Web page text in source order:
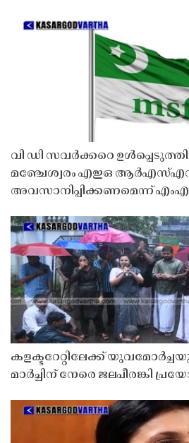
വി ഡി സവർക്കറെ
മഞ്ചേശ്വരം എഇഒ
അവസാനിപ്പിക്കണമെന്ന്
കളക്ടറേറ്റിലേക്ക്
മാർച്ചിന് നേരെ ജലപീരങ്കി